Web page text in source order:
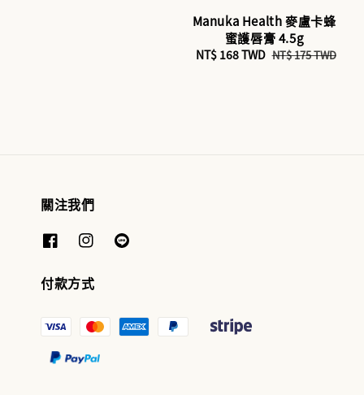
Manuka Health 麥盧卡蜂
蜜護唇膏 4.5g
Sale
NT$ 168 TWD Regular
NT$ 175 TWD
關注我們
付款方式